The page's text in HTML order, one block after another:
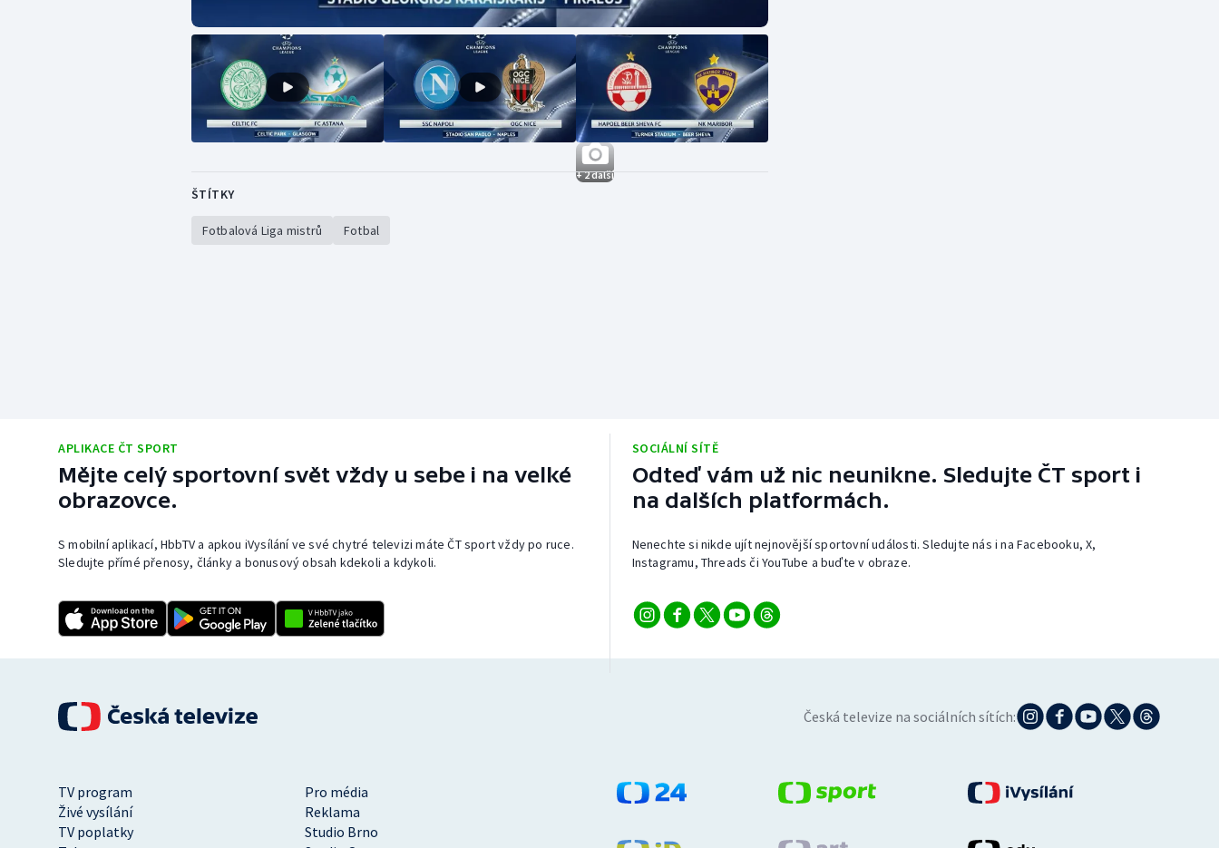
+ 2 další
ŠTÍTKY
Fotbalová Liga mistrů Fotbal
APLIKACE ČT SPORT
Mějte celý sportovní svět vždy u sebe i na velké
obrazovce.
S mobilní aplikací, HbbTV a apkou iVysílání ve své chytré televizi máte ČT sport vždy po ruce.
Sledujte přímé přenosy, články a bonusový obsah kdekoli a kdykoli.
SOCIÁLNÍ SÍTĚ
Odteď vám už nic neunikne. Sledujte ČT sport i
na dalších platformách.
Nenechte si nikde ujít nejnovější sportovní události. Sledujte nás i na Facebooku, X,
Instagramu, Threads či YouTube a buďte v obraze.
Česká televize na sociálních sítích:
TV program
Pro média
Živé vysílání
Reklama
TV poplatky
Studio Brno